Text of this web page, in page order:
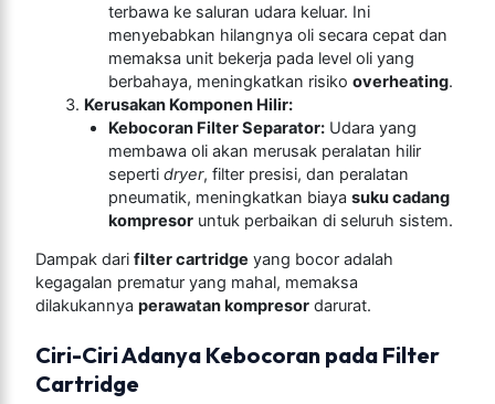
terbawa ke saluran udara keluar. Ini
menyebabkan hilangnya oli secara cepat dan
memaksa unit bekerja pada level oli yang
berbahaya, meningkatkan risikooverheating.
Kerusakan Komponen Hilir:
Kebocoran Filter Separator: Udara yang
membawa oli akan merusak peralatan hilir
sepertidryer, filter presisi, dan peralatan
pneumatik, meningkatkan biayasuku cadang
kompresor untuk perbaikan di seluruh sistem.
Dampak darifilter cartridge yang bocor adalah
kegagalan prematur yang mahal, memaksa
dilakukannyaperawatan kompresor darurat.
Ciri-Ciri Adanya Kebocoran pada Filter
Cartridge